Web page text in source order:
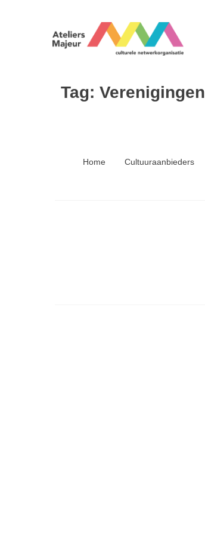
Tag: Verenigingen
Home Cultuuraanbieders